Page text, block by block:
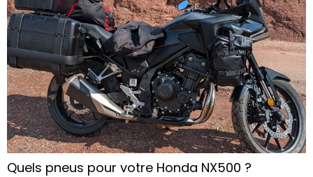
Quels pneus pour votre Honda NX500 ?